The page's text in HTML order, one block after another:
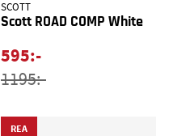
SCOTT
Scott ROAD COMP White
595:-
1195:-
REA